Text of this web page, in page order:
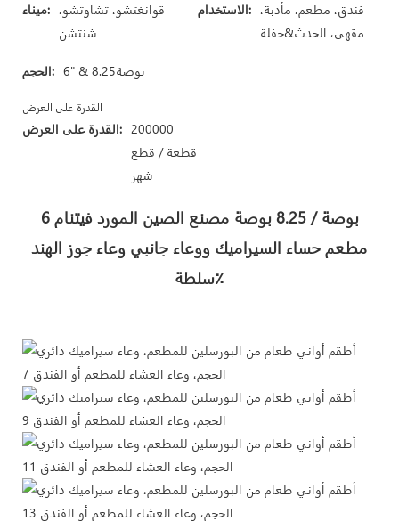
ميناء: قوانغتشو، تشاوتشو،
شنتشن
الاستخدام: فندق، مطعم، مأدبة،
مقهى، الحدث&حفلة
الحجم: 6" & بوصة8.25
القدرة على العرض
القدرة على العرض: 200000
قطعة / قطع
شهر
6 بوصة / 8.25 بوصة مصنع الصين المورد فيتنام
مطعم حساء السيراميك ووعاء جانبي وعاء جوز الهند
سلطة٪